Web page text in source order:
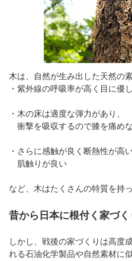
木は、自然が生み出した天然の素
・紫外線の呼吸率が高く目に優し
・木の床は適度な弾力があり、
衝撃を吸収するので膝を痛めな
・さらに感触が良く断熱性が高
肌触りが良い
など、木はたくさんの特質を持
昔から日本に根付く家づく
しかし、戦後の家づくりは高度
れる石油化学製品や自然素材に似